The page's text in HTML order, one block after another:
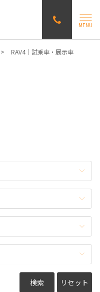
MENU
RAV4｜試乗車・展示車
検索 リセット